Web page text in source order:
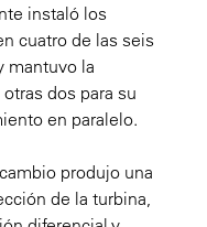
instaló los
cuatro de las seis
mantuvo la
dos para su
en paralelo.
produjo una
de la turbina,